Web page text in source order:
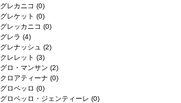
グレカニコ (0)
グレケット (0)
グレッカニコ (0)
グレラ (4)
グレナッシュ (2)
クレレット (3)
グロ・マンサン (2)
クロアティーナ (0)
グロペッロ (0)
グロペッロ・ジェンティーレ (0)